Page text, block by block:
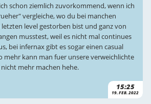
15:25
19. FEB. 2022
schon ziemlich zuvorkommend, wenn ich
vergleiche, wo du bei manchen
level gestorben bist und ganz von
musstest, weil es nicht mal continues
bei infernax gibt es sogar einen casual
mehr kann man fuer unsere verweichlichte
mehr machen hehe.